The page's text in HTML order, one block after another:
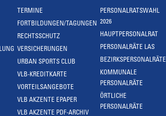
TERMINE
FORTBILDUNGEN/TAGUNGEN
RECHTSSCHUTZ
VERSICHERUNGEN
URBAN SPORTS CLUB
VLB-KREDITKARTE
VORTEILSANGEBOTE
VLB AKZENTE EPAPER
VLB AKZENTE PDF-ARCHIV
PERSONALRATSWAHL
2026
HAUPTPERSONALRAT
PERSONALRÄTE LAS
BEZIRKSPERSONALRÄTE
KOMMUNALE
PERSONALRÄTE
ÖRTLICHE
PERSONALRÄTE